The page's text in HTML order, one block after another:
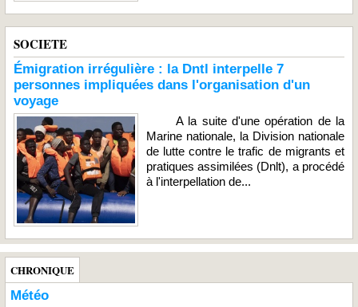
SOCIETE
Émigration irrégulière : la Dntl interpelle 7
personnes impliquées dans l'organisation d'un
voyage
A la suite d'une opération de la
Marine nationale, la Division nationale
de lutte contre le trafic de migrants et
pratiques assimilées (Dnlt), a procédé
à l'interpellation de...
CHRONIQUE
Météo